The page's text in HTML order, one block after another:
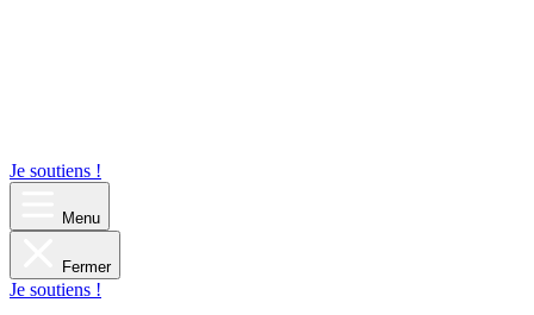
Je soutiens !
Menu
Fermer
Je soutiens !